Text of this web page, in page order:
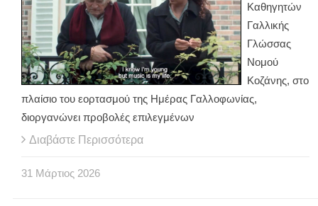
Καθηγητών
Γαλλικής
Γλώσσας
Νομού
Κοζάνης, στο
πλαίσιο του εορτασμού της Ημέρας Γαλλοφωνίας,
διοργανώνει προβολές επιλεγμένων
Διαβάστε Περισσότερα
31 Μάρτιος 2026